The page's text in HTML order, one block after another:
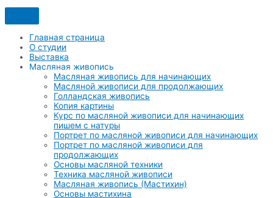
Главная страница
О студии
Выставка
Масляная живопись
Масляная живопись для начинающих
Масляной живописи для продолжающих
Голландская живопись
Копия картины
Курс по масляной живописи для начинающих
пишем с натуры
Портрет по масляной живописи для начинающих
Портрет по масляной живописи для
продолжающих
Основы масляной техники
Техника масляной живописи
Масляная живопись (Мастихин)
Основы мастихина